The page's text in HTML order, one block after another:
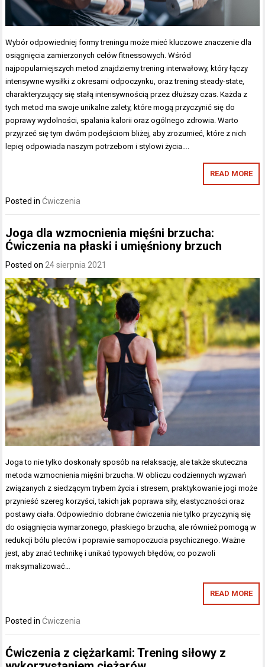
Wybór odpowiedniej formy treningu może mieć kluczowe znaczenie dla
osiągnięcia zamierzonych celów fitnessowych. Wśród
najpopularniejszych metod znajdziemy trening interwałowy, który łączy
intensywne wysiłki z okresami odpoczynku, oraz trening steady-state,
charakteryzujący się stałą intensywnością przez dłuższy czas. Każda z
tych metod ma swoje unikalne zalety, które mogą przyczynić się do
poprawy wydolności, spalania kalorii oraz ogólnego zdrowia. Warto
przyjrzeć się tym dwóm podejściom bliżej, aby zrozumieć, które z nich
lepiej odpowiada naszym potrzebom i stylowi życia….
READ MORE
Posted in Ćwiczenia
Joga dla wzmocnienia mięśni brzucha:
Ćwiczenia na płaski i umięśniony brzuch
Posted on 24 sierpnia 2021
Joga to nie tylko doskonały sposób na relaksację, ale także skuteczna
metoda wzmocnienia mięśni brzucha. W obliczu codziennych wyzwań
związanych z siedzącym trybem życia i stresem, praktykowanie jogi może
przynieść szereg korzyści, takich jak poprawa siły, elastyczności oraz
postawy ciała. Odpowiednio dobrane ćwiczenia nie tylko przyczynią się
do osiągnięcia wymarzonego, płaskiego brzucha, ale również pomogą w
redukcji bólu pleców i poprawie samopoczucia psychicznego. Ważne
jest, aby znać technikę i unikać typowych błędów, co pozwoli
maksymalizować…
READ MORE
Posted in Ćwiczenia
Ćwiczenia z ciężarkami: Trening siłowy z